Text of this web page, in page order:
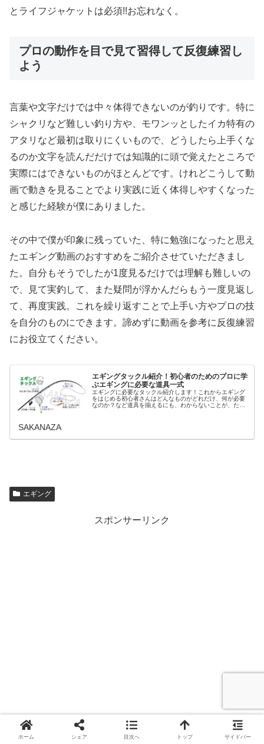
とライフジャケットは必須!!お忘れなく。
プロの動作を目で見て習得して反復練習し
よう
言葉や文字だけでは中々体得できないのが釣りです。特に
シャクリなど難しい釣り方や、モワンッとしたイカ特有の
アタリなど最初は取りにくいもので、どうしたら上手くな
るのか文字を読んだだけでは知識的に頭で覚えたところで
実際にはできないものがほとんどです。けれどこうして動
画で動きを見ることでより実践に近く体得しやすくなった
と感じた経験が僕にありました。
その中で僕が印象に残っていた、特に勉強になったと思え
たエギング動画のおすすめをご紹介させていただきまし
た。自分もそうでしたが1度見るだけでは理解も難しいの
で、見て実釣して、また疑問が浮かんだらもう一度見返し
て、再度実践。これを繰り返すことで上手い方やプロの技
を自分のものにできます。諦めずに動画を参考に反復練習
にお役立てください。
エギングタックル紹介！初心者のためのプロに学
ぶエギングに必要な道具一式
エギングに必要なタックル紹介します！これからエギング
をはじめる初心者さんはどんなものがどれだけ、何が必要
なのか？など道具を揃えるにも、わからないことが、たく
SAKANAZA
エギング
スポンサーリンク
ホーム シェア 目次へ トップ サイドバー